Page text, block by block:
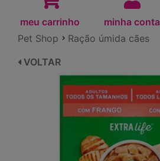
meu carrinho minha conta
Pet Shop
Ração úmida cães
VOLTAR